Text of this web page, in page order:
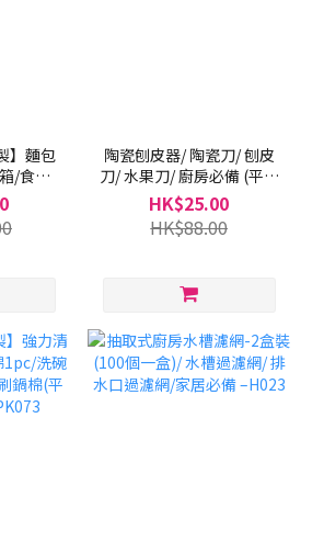
】麵包
/食物
貨品)–
陶瓷刨皮器/ 陶瓷刀/ 刨皮
刀/ 水果刀/ 廚房必備 (平行
進口貨品)–K075
HK$25.00
HK$88.00